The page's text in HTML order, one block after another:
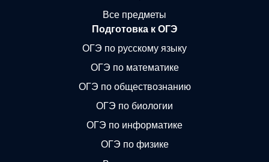
Все предметы
Подготовка к ОГЭ
ОГЭ по русскому языку
ОГЭ по математике
ОГЭ по обществознанию
ОГЭ по биологии
ОГЭ по информатике
ОГЭ по физике